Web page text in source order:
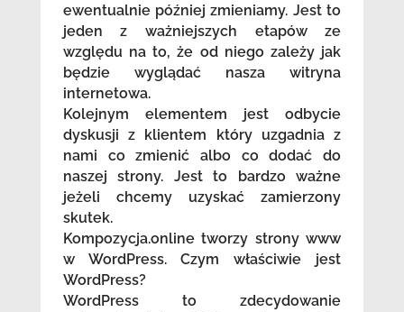
ewentualnie później zmieniamy. Jest to
jeden z ważniejszych etapów ze
względu na to, że od niego zależy jak
będzie wyglądać nasza witryna
internetowa.
Kolejnym elementem jest odbycie
dyskusji z klientem który uzgadnia z
nami co zmienić albo co dodać do
naszej strony. Jest to bardzo ważne
jeżeli chcemy uzyskać zamierzony
skutek.
Kompozycja.online tworzy strony www
w WordPress. Czym właściwie jest
WordPress?
WordPress to zdecydowanie